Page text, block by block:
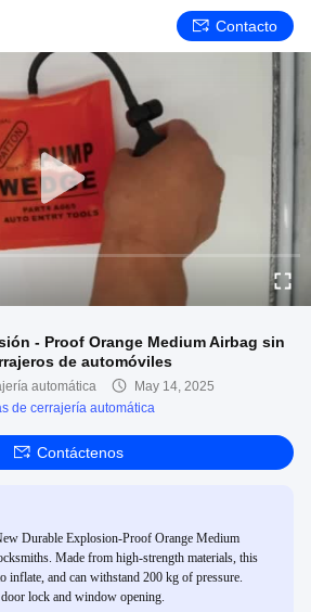
Contacto
- Proof Orange Medium Airbag sin
de automóviles
automática
May 14, 2025
de cerrajería automática
Contáctenos
Durable Explosion-Proof Orange Medium
Made from high-strength materials, this
inflate, and can withstand 200 kg of pressure.
lock and window opening.